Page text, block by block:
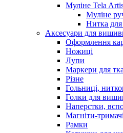
Муліне Tela
Муліне
Нитка
Аксесуари для
Оформлення
Ножиці
Лупи
Маркери для
Різне
Гольниці,
Голки для
Наперстки,
Магніти-
Рамки